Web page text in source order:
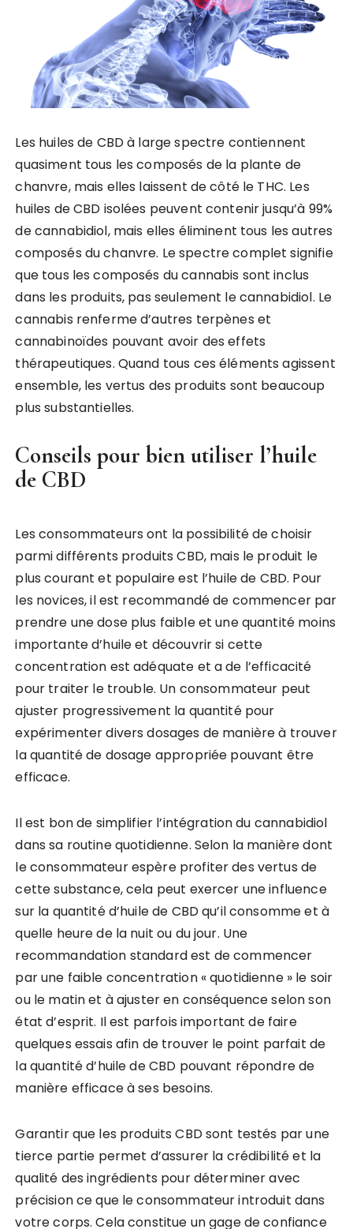
Les huiles de CBD à large spectre contiennent
quasiment tous les composés de la plante de
chanvre, mais elles laissent de côté le THC. Les
huiles de CBD isolées peuvent contenir jusqu’à 99%
de cannabidiol, mais elles éliminent tous les autres
composés du chanvre. Le spectre complet signifie
que tous les composés du cannabis sont inclus
dans les produits, pas seulement le cannabidiol. Le
cannabis renferme d’autres terpènes et
cannabinoïdes pouvant avoir des effets
thérapeutiques. Quand tous ces éléments agissent
ensemble, les vertus des produits sont beaucoup
plus substantielles.
Conseils pour bien utiliser l’huile
de CBD
Les consommateurs ont la possibilité de choisir
parmi différents produits CBD, mais le produit le
plus courant et populaire est l’huile de CBD. Pour
les novices, il est recommandé de commencer par
prendre une dose plus faible et une quantité moins
importante d’huile et découvrir si cette
concentration est adéquate et a de l’efficacité
pour traiter le trouble. Un consommateur peut
ajuster progressivement la quantité pour
expérimenter divers dosages de manière à trouver
la quantité de dosage appropriée pouvant être
efficace.
Il est bon de simplifier l’intégration du cannabidiol
dans sa routine quotidienne. Selon la manière dont
le consommateur espère profiter des vertus de
cette substance, cela peut exercer une influence
sur la quantité d’huile de CBD qu’il consomme et à
quelle heure de la nuit ou du jour. Une
recommandation standard est de commencer
par une faible concentration « quotidienne » le soir
ou le matin et à ajuster en conséquence selon son
état d’esprit. Il est parfois important de faire
quelques essais afin de trouver le point parfait de
la quantité d’huile de CBD pouvant répondre de
manière efficace à ses besoins.
Garantir que les produits CBD sont testés par une
tierce partie permet d’assurer la crédibilité et la
qualité des ingrédients pour déterminer avec
précision ce que le consommateur introduit dans
votre corps. Cela constitue un gage de confiance